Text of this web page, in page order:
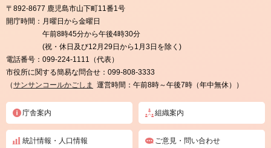
〒892-8677 鹿児島市山下町11番1号
開庁時間： 月曜日から金曜日
午前8時45分から午後4時30分
(祝・休日及び12月29日から1月3日を除く)
電話番号： 099-224-1111（代表）
市役所に関する簡易な問合せ： 099-808-3333
（サンサンコールかごしま 運営時間：午前8時～午後7時（年中無休））
庁舎案内 組織案内
統計情報・人口情報 ご意見・問い合わせ